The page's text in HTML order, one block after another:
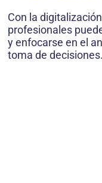
Con la
profesionales
y enfocarse en el
toma de decisiones.